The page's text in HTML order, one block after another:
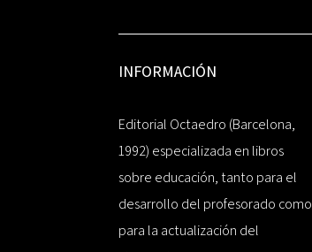
INFORMACIÓN
Editorial Octaedro (Barcelona,
1992) especializada en libros
sobre educación, tanto para el
desarrollo del profesorado como
para la actualización del